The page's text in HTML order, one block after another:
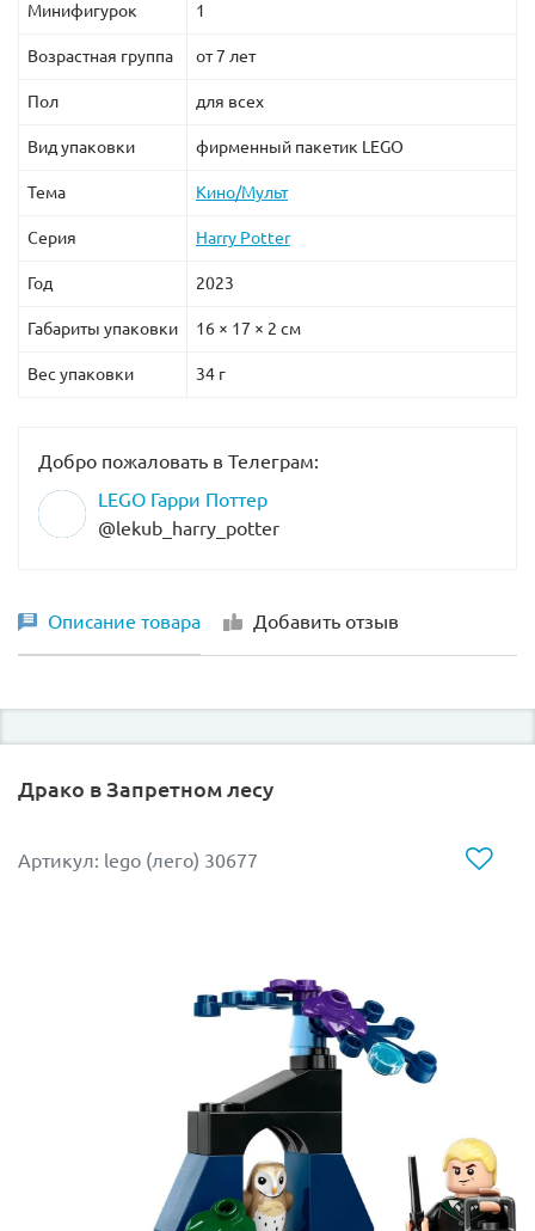
Минифигурок 1
Возрастная группа от 7 лет
Пол для всех
Вид упаковки фирменный пакетик LEGO
Тема Кино/Мульт
Серия Harry Potter
Год 2023
Габариты упаковки 16 × 17 × 2 см
Вес упаковки 34 г
Добро пожаловать в Телеграм:
LEGO Гарри Поттер
@lekub_harry_potter
Описание товара Добавить отзыв
Драко в Запретном лесу
Артикул: lego (лего) 30677